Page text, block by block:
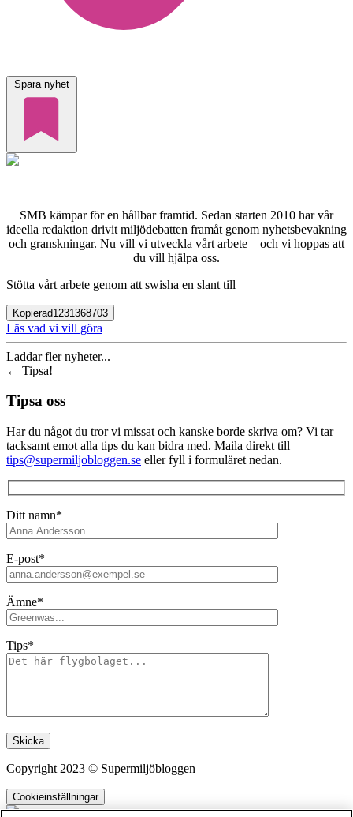
Spara nyhet
SMB kämpar för en hållbar framtid. Sedan starten 2010 har vår
ideella redaktion drivit miljödebatten framåt genom nyhetsbevakning
och granskningar. Nu vill vi utveckla vårt arbete – och vi hoppas att
du vill hjälpa oss.
Stötta vårt arbete genom att swisha en slant till
Kopierad1231368703
Läs vad vi vill göra
Laddar fler nyheter...
← Tipsa!
Tipsa oss
Har du något du tror vi missat och kanske borde skriva om? Vi tar
tacksamt emot alla tips du kan bidra med. Maila direkt till
tips@supermiljobloggen.se eller fyll i formuläret nedan.
Ditt namn*
E-post*
Ämne*
Tips*
Lämna detta fält tomt.
Copyright 2023 © Supermiljöbloggen
Cookieinställningar